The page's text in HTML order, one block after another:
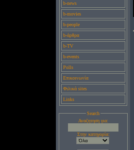
b-news
b-movies
b-people
b-άρθρα
b-TV
b-events
Polls
Επικοινωνία
Φιλικά sites
Links
Search
Αναζητηση για:
Στην κατηγορία: